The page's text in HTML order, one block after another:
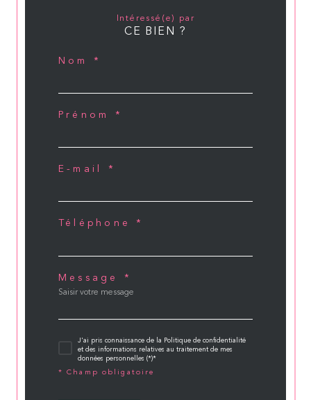
Intéressé(e) par
CE BIEN ?
Nom *
Prénom *
E-mail *
Téléphone *
Message *
J'ai pris connaissance de la Politique de confidentialité
et des informations relatives au traitement de mes
données personnelles (*)*
* Champ obligatoire